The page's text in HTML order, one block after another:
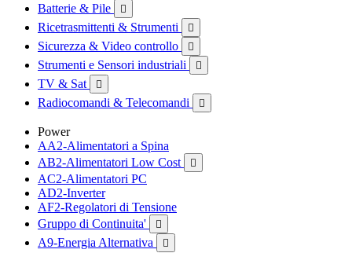
Batterie & Pile 
Ricetrasmittenti & Strumenti 
Sicurezza & Video controllo 
Strumenti e Sensori industriali 
TV & Sat 
Radiocomandi & Telecomandi 
Power
AA2-Alimentatori a Spina
AB2-Alimentatori Low Cost

AC2-Alimentatori PC
AD2-Inverter
AF2-Regolatori di Tensione
Gruppo di Continuita'

A9-Energia Alternativa 